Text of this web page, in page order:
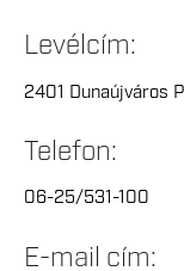
Levélcím:
2401 Dunaújváros
Telefon:
06-25/531-100
E-mail cím: